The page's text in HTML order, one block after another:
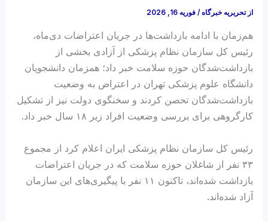
از تحریریه خبرگاه/فوریه 16, 2026
هم‌زمان با ادامه بازداشت‌ها در جریان اعتراضات دی‌ماه،
رئیس کل سازمان نظام پزشکی از آزادی بخشی از
بازداشت‌شدگان حوزه سلامت خبر داد؛ همزمان دانشجویان
دانشگاه علوم پزشکی تهران در اعتراض به وضعیت
بازداشت‌شدگان تحصن کردند و سخنگوی دولت نیز از تشکیل
کارگروهی برای بررسی وضعیت افراد زیر ۱۸ سال خبر داد.
رئیس کل سازمان نظام پزشکی ایران اعلام کرد از مجموع
۳۳ نفر از شاغلان حوزه سلامت که در جریان اعتراضات
بازداشت شده‌اند، تاکنون ۱۱ نفر با پیگیری‌های این سازمان
آزاد شده‌اند.